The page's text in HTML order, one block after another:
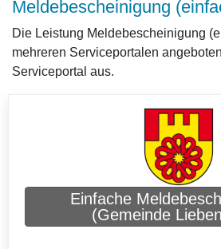
Meldebescheinigung
Die Leistung Meldebescheinigung
mehreren Serviceportalen
Serviceportal aus.
Einfache
(Gemeinde